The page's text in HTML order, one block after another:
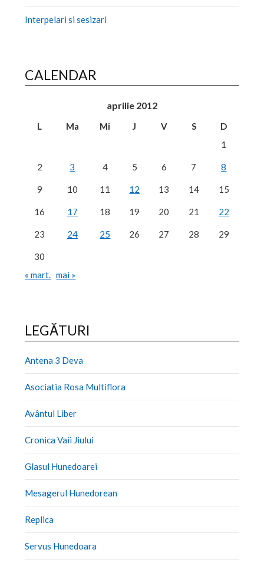
Interpelari si sesizari
CALENDAR
aprilie 2012
L Ma Mi J V S
D
1
2 3 4 5 6 7 8
9 10 11 12 13 14 15
16 17 18 19 20 21 22
23 24 25 26 27 28 29
30
« mart.
mai »
LEGĂTURI
Antena 3 Deva
Asociatia Rosa Multiflora
Avântul Liber
Cronica Vaii Jiului
Glasul Hunedoarei
Mesagerul Hunedorean
Replica
Servus Hunedoara